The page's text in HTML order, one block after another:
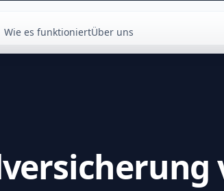
Wie es funktioniertÜber uns